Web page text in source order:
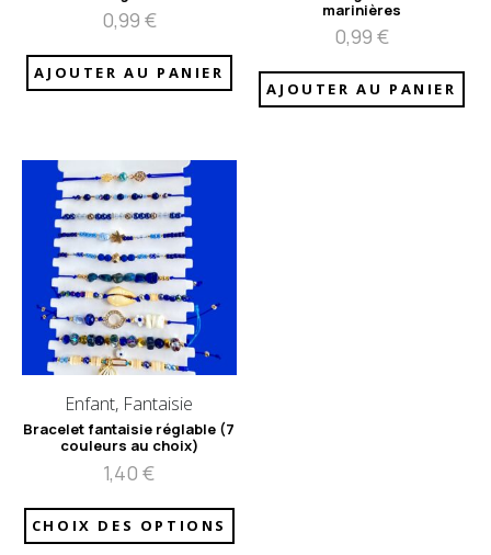
0,99 €
AJOUTER AU PANIER
marinières
0,99€
AJOUTER AU PANIER
Enfant, Fantaisie
Bracelet fantaisie réglable (7
couleurs au choix)
1,40€
CHOIX DES OPTIONS